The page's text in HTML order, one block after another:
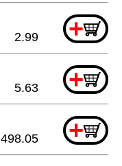
+
2.99
+
5.63
+
498.05